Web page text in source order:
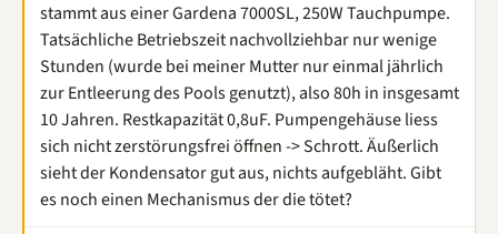
stammt aus einer Gardena 7000SL, 250W Tauchpumpe.
Tatsächliche Betriebszeit nachvollziehbar nur wenige
Stunden (wurde bei meiner Mutter nur einmal jährlich
zur Entleerung des Pools genutzt), also 80h in insgesamt
10 Jahren. Restkapazität 0,8uF. Pumpengehäuse liess
sich nicht zerstörungsfrei öffnen -> Schrott. Äußerlich
sieht der Kondensator gut aus, nichts aufgebläht. Gibt
es noch einen Mechanismus der die tötet?